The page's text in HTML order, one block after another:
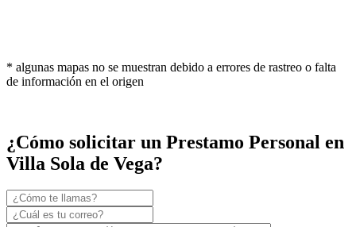
* algunas mapas no se muestran debido a errores de rastreo o falta
de información en el origen
¿Cómo solicitar un Prestamo Personal en
Villa Sola de Vega?